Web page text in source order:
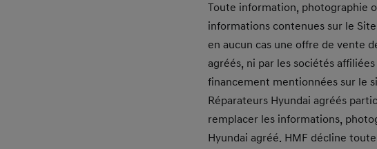
Toute information, photographie
informations contenues sur le
en aucun cas une offre de vente
agréés, ni par les sociétés
financement mentionnées sur le
Réparateurs Hyundai agréés
remplacer les informations,
Hyundai agréé. HMF décline